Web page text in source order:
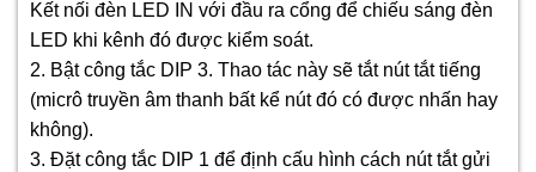
Kết nối đèn LED IN với đầu ra cổng để chiếu sáng đèn
LED khi kênh đó được kiểm soát.
2. Bật công tắc DIP 3. Thao tác này sẽ tắt nút tắt tiếng
(micrô truyền âm thanh bất kể nút đó có được nhấn hay
không).
3. Đặt công tắc DIP 1 để định cấu hình cách nút tắt gửi